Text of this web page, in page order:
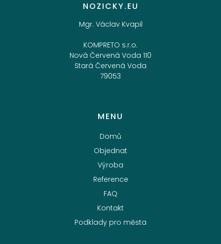
NOZICKY.EU
Mgr. Václav Kvapil
KOMPRETO s.r.o.
Nová Červená Voda 110
Stará Červená Voda
79053
MENU
Domů
Objednat
Výroba
Reference
FAQ
Kontakt
Podklady pro města